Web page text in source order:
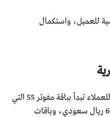
للعميل، واستكمال
تقدم ليبارا باقات مفوترة متعدةة للعملاء تبدأ بباقة مفوتر 55 التي
يصل سعرها مع الضريبة إلى 63.25 ريال سعودي، وباقات